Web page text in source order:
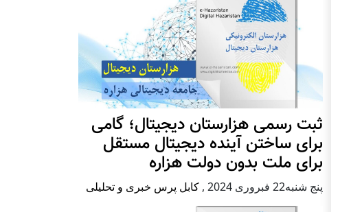
ثبت رسمی هزارستان دیجیتال؛ گامی
برای ساختن آینده دیجیتال مستقل
برای ملت بدون دولت هزاره
پنج شنبه22 فبروری 2024 , کابل پرس خبری و تحلیلی